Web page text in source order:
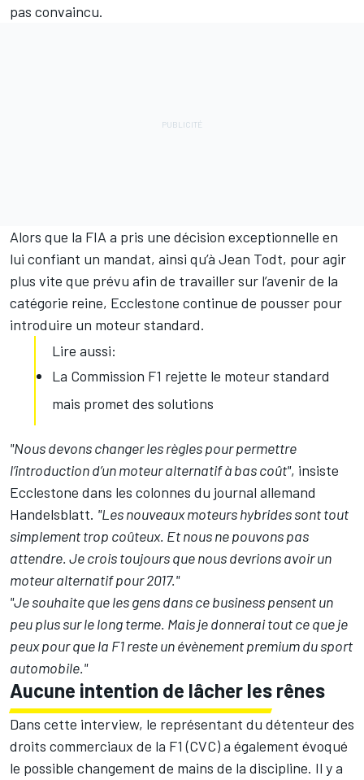
pas convaincu.
Alors que la FIA a pris une décision exceptionnelle en
lui confiant un mandat, ainsi qu’à Jean Todt, pour agir
plus vite que prévu afin de travailler sur l’avenir de la
catégorie reine, Ecclestone continue de pousser pour
introduire un moteur standard.
Lire aussi:
La Commission F1 rejette le moteur standard
mais promet des solutions
"Nous devons changer les règles pour permettre
l’introduction d’un moteur alternatif à bas coût", insiste
Ecclestone dans les colonnes du journal allemand
Handelsblatt. "Les nouveaux moteurs hybrides sont tout
simplement trop coûteux. Et nous ne pouvons pas
attendre. Je crois toujours que nous devrions avoir un
moteur alternatif pour 2017."
"Je souhaite que les gens dans ce business pensent un
peu plus sur le long terme. Mais je donnerai tout ce que je
peux pour que la F1 reste un évènement premium du sport
automobile."
Aucune intention de lâcher les rênes
Dans cette interview, le représentant du détenteur des
droits commerciaux de la F1 (CVC) a également évoqué
le possible changement de mains de la discipline. Il y a